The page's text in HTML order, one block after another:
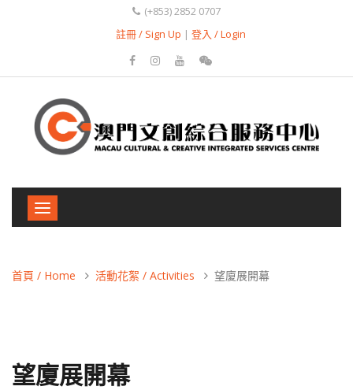
(+853) 2852 0707
註冊 / Sign Up | 登入 / Login
Toggle
navigation
首頁 / Home 活動花絮 / Activities 望廈展開幕
望廈展開幕